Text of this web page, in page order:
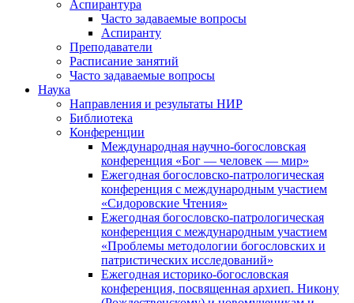
Аспирантура
Часто задаваемые вопросы
Аспиранту
Преподаватели
Расписание занятий
Часто задаваемые вопросы
Наука
Направления и результаты НИР
Библиотека
Конференции
Международная научно-богословская
конференция «Бог — человек — мир»
Ежегодная богословско-патрологическая
конференция с международным участием
«Сидоровские Чтения»
Ежегодная богословско-патрологическая
конференция с международным участием
«Проблемы методологии богословских и
патристических исследований»
Ежегодная историко-богословская
конференция, посвященная архиеп. Никону